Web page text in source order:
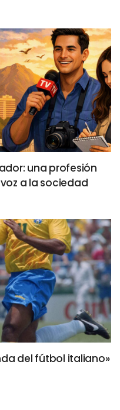
una profesión
a la sociedad
del fútbol italiano»